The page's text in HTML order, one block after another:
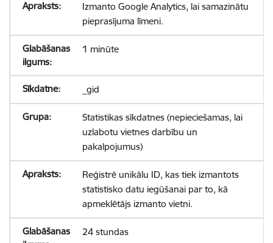
Izmanto Google Analytics, lai samazinātu
pieprasījuma līmeni.
1 minūte
_gid
Statistikas sīkdatnes (nepieciešamas, lai
uzlabotu vietnes darbību un
pakalpojumus)
Reģistrē unikālu ID, kas tiek izmantots
statistisko datu iegūšanai par to, kā
apmeklētājs izmanto vietni.
24 stundas